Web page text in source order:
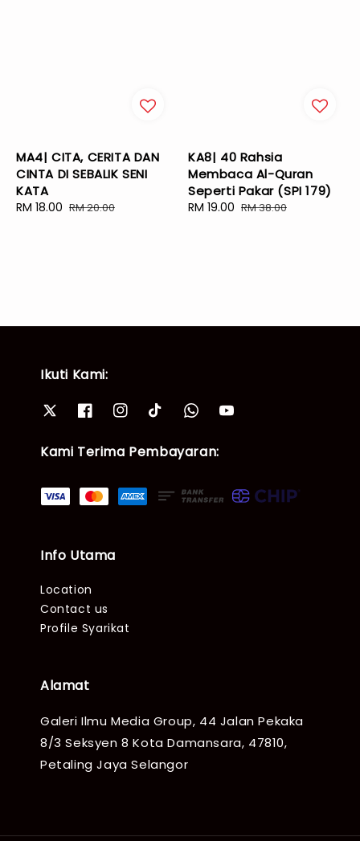
MA4| CITA, CERITA DAN
CINTA DI SEBALIK SENI
KATA
Sale
RM 18.00 Regular
RM 20.00
KA8| 40 Rahsia
Membaca Al-Quran
Seperti Pakar (SPI 179)
Sale
RM 19.00 Regular
RM 38.00
Ikuti Kami:
Kami Terima Pembayaran:
Info Utama
Location
Contact us
Profile Syarikat
Alamat
Galeri Ilmu Media Group, 44 Jalan Pekaka
8/3 Seksyen 8 Kota Damansara, 47810,
Petaling Jaya Selangor